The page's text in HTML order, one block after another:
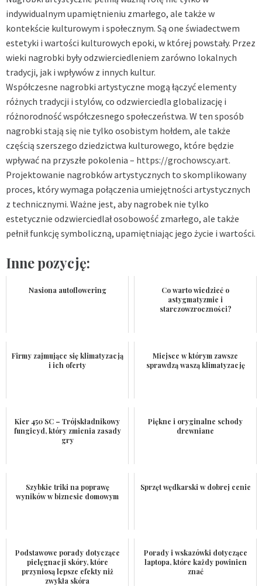
indywidualnym upamiętnieniu zmarłego, ale także w
kontekście kulturowym i społecznym. Są one świadectwem
estetyki i wartości kulturowych epoki, w której powstały. Przez
wieki nagrobki były odzwierciedleniem zarówno lokalnych
tradycji, jak i wpływów z innych kultur.
Współczesne nagrobki artystyczne mogą łączyć elementy
różnych tradycji i stylów, co odzwierciedla globalizację i
różnorodność współczesnego społeczeństwa. W ten sposób
nagrobki stają się nie tylko osobistym hołdem, ale także
częścią szerszego dziedzictwa kulturowego, które będzie
wpływać na przyszłe pokolenia – https://grochowscy.art.
Projektowanie nagrobków artystycznych to skomplikowany
proces, który wymaga połączenia umiejętności artystycznych
z technicznymi. Ważne jest, aby nagrobek nie tylko
estetycznie odzwierciedlał osobowość zmarłego, ale także
pełnił funkcję symboliczną, upamiętniając jego życie i wartości.
Inne pozycję:
Nasiona autoflowering
Co warto wiedzieć o
astygmatyzmie i
starczowzroczności?
Firmy zajmujące się klimatyzacją
i ich oferty
Miejsce w którym zawsze
sprawdzą waszą klimatyzację
Kier 450 SC – Trójskładnikowy
fungicyd, który zmienia zasady
gry
Piękne i oryginalne schody
drewniane
Szybkie triki na poprawę
wyników w biznesie domowym
Sprzęt wędkarski w dobrej cenie
Podstawowe porady dotyczące
pielęgnacji skóry, które
przyniosą lepsze efekty niż
zwykła skóra
Porady i wskazówki dotyczące
laptopa, które każdy powinien
znać